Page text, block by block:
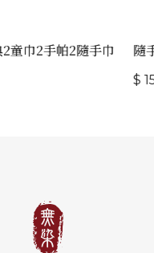
童巾2手帕2隨手巾 隨
$